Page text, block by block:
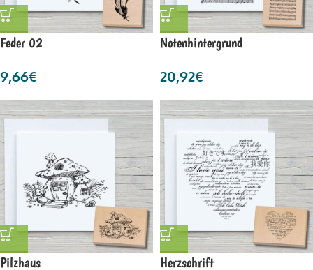
Feder 02
9,66€
Notenhintergrund
20,92€
Pilzhaus Herzschrift